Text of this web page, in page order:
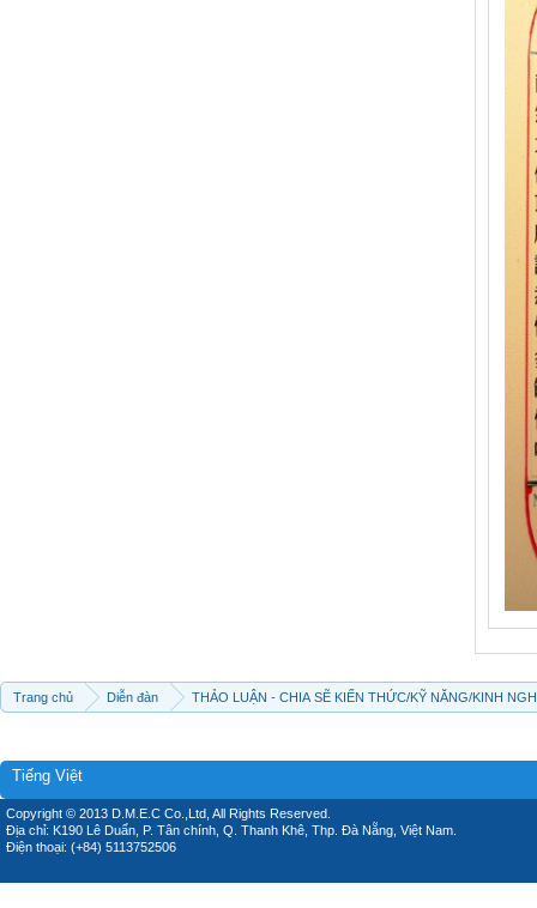
Trang chủ Diễn đàn THẢO LUẬN - CHIA SẼ KIẾN THỨC/KỸ NĂNG/KINH
Tiếng Việt
Copyright © 2013 D.M.E.C Co.,Ltd, All Rights Reserved.
Địa chỉ: K190 Lê Duẩn, P. Tân chính, Q. Thanh Khê, Thp. Đà Nẵng, Việt Nam.
Điện thoại: (+84) 5113752506